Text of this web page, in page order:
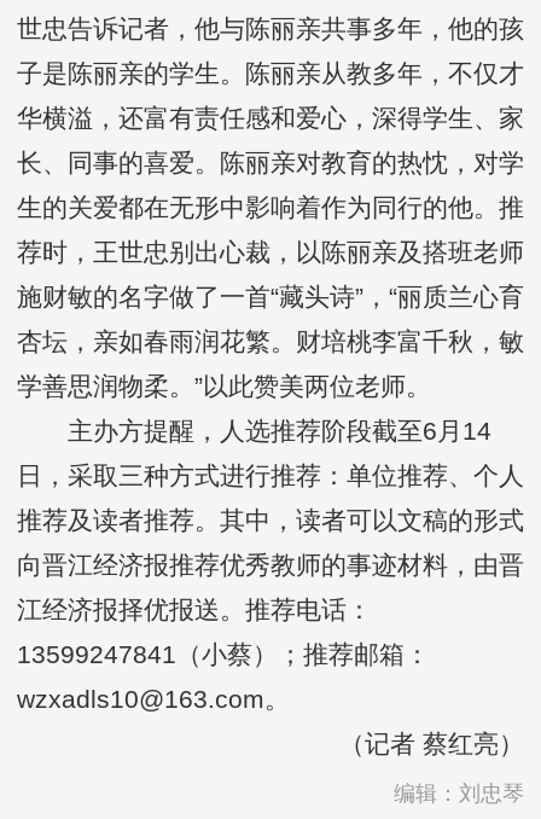
世忠告诉记者，他与陈丽亲共事多年，他的孩
子是陈丽亲的学生。陈丽亲从教多年，不仅才
华横溢，还富有责任感和爱心，深得学生、家
长、同事的喜爱。陈丽亲对教育的热忱，对学
生的关爱都在无形中影响着作为同行的他。推
荐时，王世忠别出心裁，以陈丽亲及搭班老师
施财敏的名字做了一首“藏头诗”，“丽质兰心育
杏坛，亲如春雨润花繁。财培桃李富千秋，敏
学善思润物柔。”以此赞美两位老师。
主办方提醒，人选推荐阶段截至6月14
日，采取三种方式进行推荐：单位推荐、个人
推荐及读者推荐。其中，读者可以文稿的形式
向晋江经济报推荐优秀教师的事迹材料，由晋
江经济报择优报送。推荐电话：
13599247841（小蔡）；推荐邮箱：
wzxadls10@163.com。
（记者 蔡红亮）
编辑：刘忠琴